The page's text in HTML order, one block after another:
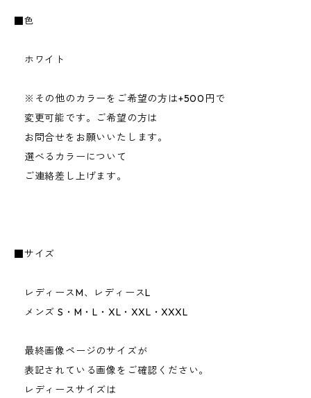
■色
ホワイト
※その他のカラーをご希望の方は+500円で
変更可能です。ご希望の方は
お問合せをお願いいたします。
選べるカラーについて
ご連絡差し上げます。
■サイズ
レディースM、レディースL
メンズ S・M・L・XL・XXL・XXXL
最終画像ページのサイズが
表記されている画像をご確認ください。
レディースサイズは